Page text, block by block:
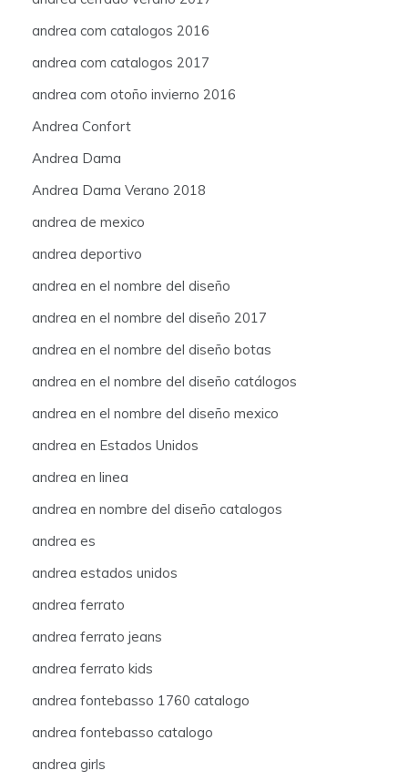
andrea com catalogos 2016
andrea com catalogos 2017
andrea com otoño invierno 2016
Andrea Confort
Andrea Dama
Andrea Dama Verano 2018
andrea de mexico
andrea deportivo
andrea en el nombre del diseño
andrea en el nombre del diseño 2017
andrea en el nombre del diseño botas
andrea en el nombre del diseño catálogos
andrea en el nombre del diseño mexico
andrea en Estados Unidos
andrea en linea
andrea en nombre del diseño catalogos
andrea es
andrea estados unidos
andrea ferrato
andrea ferrato jeans
andrea ferrato kids
andrea fontebasso 1760 catalogo
andrea fontebasso catalogo
andrea girls